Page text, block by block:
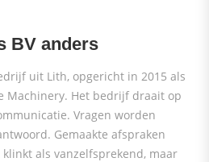
BV anders
uit Lith, opgericht in 2015 als
Machinery. Het bedrijf draait op
Vragen worden
Gemaakte afspraken
als vanzelfsprekend, maar